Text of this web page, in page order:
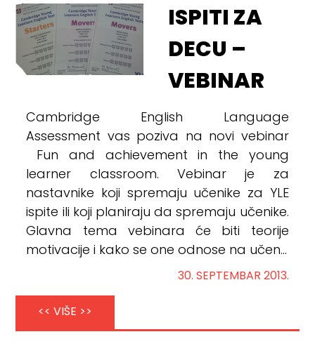
ISPITI ZA
DECU –
VEBINAR
Cambridge English Language
Assessment vas poziva na novi vebinar
Fun and achievement in the young
learner classroom. Vebinar je za
nastavnike koji spremaju učenike za YLE
ispite ili koji planiraju da spremaju učenike.
Glavna tema vebinara će biti teorije
motivacije i kako se one odnose na učen...
30. SEPTEMBAR 2013.
<< VIŠE >>